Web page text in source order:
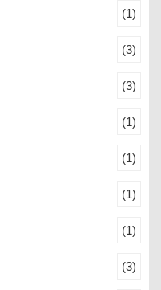
(1)
(3)
(3)
(1)
(1)
(1)
(1)
(3)